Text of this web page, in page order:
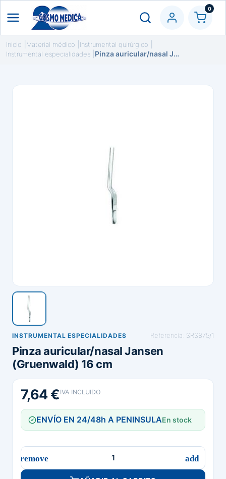
0
Inicio Material médico
Instrumental quirúrgico
Instrumental especialidades
Pinza auricular/nasal Jansen (Gruenwald) 16 cm
INSTRUMENTAL ESPECIALIDADES Referencia: SRS875/1
Pinza auricular/nasal Jansen
(Gruenwald) 16 cm
7,64 € IVA INCLUIDO
ENVÍO EN 24/48h A PENINSULAEn stock